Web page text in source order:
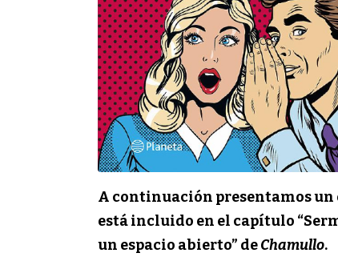
A continuación presentamos un
está incluido en el capítulo
un espacio abierto” deChamullo.